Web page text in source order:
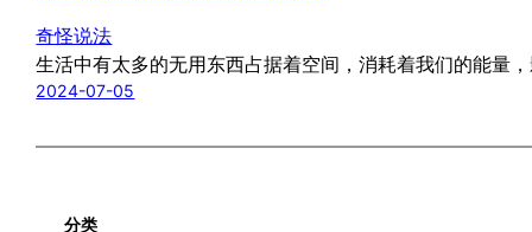
奇怪说法
生活中有太多的无用东西占据着空间，消耗着我们的能量
2024-07-05
分类